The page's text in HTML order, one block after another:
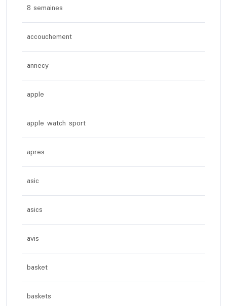
8 semaines
accouchement
annecy
apple
apple watch sport
apres
asic
asics
avis
basket
baskets